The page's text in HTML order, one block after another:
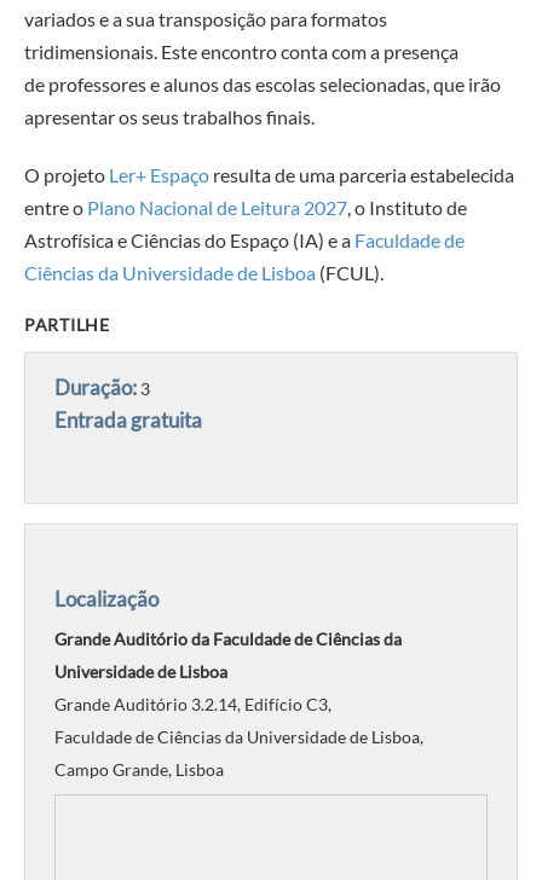
variados e a sua transposição para formatos
tridimensionais. Este encontro conta com a presença
de professores e alunos das escolas selecionadas, que irão
apresentar os seus trabalhos finais.
O projeto Ler+ Espaço resulta de uma parceria estabelecida
entre o Plano Nacional de Leitura 2027, o Instituto de
Astrofísica e Ciências do Espaço (IA) e a Faculdade de
Ciências da Universidade de Lisboa (FCUL).
PARTILHE
Duração: 3
Entrada gratuita
Localização
Grande Auditório da Faculdade de Ciências da
Universidade de Lisboa
Grande Auditório 3.2.14, Edifício C3,
Faculdade de Ciências da Universidade de Lisboa,
Campo Grande, Lisboa